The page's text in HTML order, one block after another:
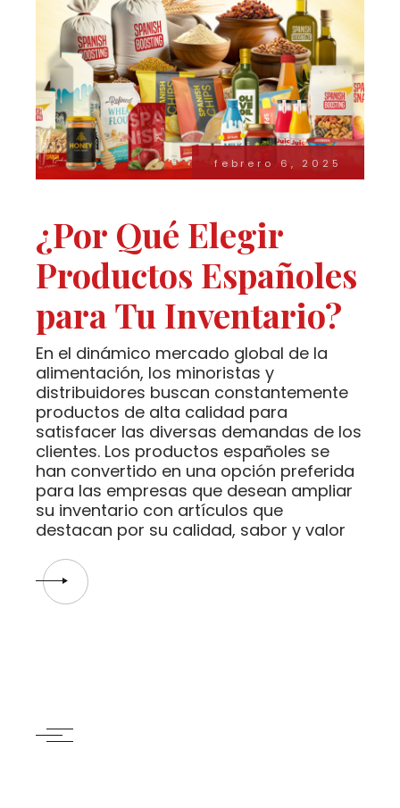
febrero 6, 2025
¿Por Qué Elegir
Productos Españoles
para Tu Inventario?
En el dinámico mercado global de la
alimentación, los minoristas y
distribuidores buscan constantemente
productos de alta calidad para
satisfacer las diversas demandas de los
clientes. Los productos españoles se
han convertido en una opción preferida
para las empresas que desean ampliar
su inventario con artículos que
destacan por su calidad, sabor y valor